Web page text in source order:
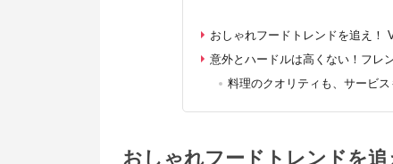
おしゃれフードトレンドを追え！
意外とハードルは高くない！フレ
料理のクオリティも、サービ
おしゃれフードトレンドを追